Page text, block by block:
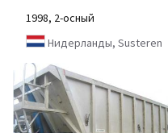
1998, 2-осный
Нидерланды, Susteren